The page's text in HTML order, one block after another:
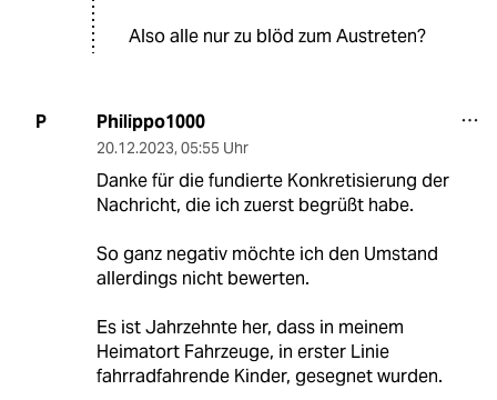
Also alle nur zu blöd zum Austreten?
P Philippo1000
20.12.2023, 05:55 Uhr
Danke für die fundierte Konkretisierung der
Nachricht, die ich zuerst begrüßt habe.
So ganz negativ möchte ich den Umstand
allerdings nicht bewerten.
Es ist Jahrzehnte her, dass in meinem
Heimatort Fahrzeuge, in erster Linie
fahrradfahrende Kinder, gesegnet wurden.